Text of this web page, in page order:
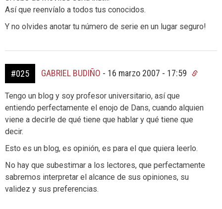
Así que reenvíalo a todos tus conocidos.
Y no olvides anotar tu número de serie en un lugar seguro!
#025 GABRIEL BUDIÑO - 16 marzo 2007 - 17:59
Tengo un blog y soy profesor universitario, así que
entiendo perfectamente el enojo de Dans, cuando alquien
viene a decirle de qué tiene que hablar y qué tiene que
decir.
Esto es un blog, es opinión, es para el que quiera leerlo.
No hay que subestimar a los lectores, que perfectamente
sabremos interpretar el alcance de sus opiniones, su
validez y sus preferencias.